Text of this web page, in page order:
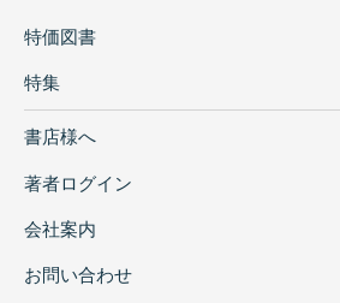
特価図書
特集
書店様へ
著者ログイン
会社案内
お問い合わせ